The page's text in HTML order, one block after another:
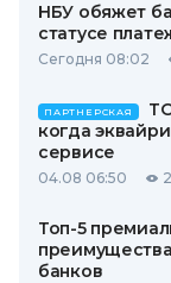
НБУ обяжет
статусе
Сегодня 08:02
ПАРТНЕРСКАЯ
когда
сервисе
04.08 06:50
Топ-5
банков